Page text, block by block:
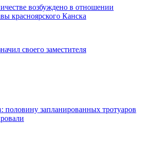
возбуждено в отношении
красноярского Канска
своего заместителя
половину запланированных тротуаров